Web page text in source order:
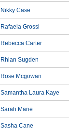
Nikky Case
Rafaela Grossl
Rebecca Carter
Rhian Sugden
Rose Mcgowan
Samantha Laura Kaye
Sarah Marie
Sasha Cane